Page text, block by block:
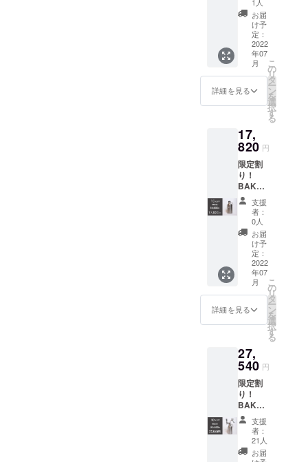
りま
す。 ※
デザイ
ン・仕
様は変
更にな
る可能
性もご
ださ
い。 ※
ご注文
状況、
使用部
材の供
給状
況、製
造工程
上の都
合等に
より出
荷時期
が遅れ
る場合
があり
ます。
12,400
円（消
費税・
送料込
み） ・
BAKUS
HU 1.9L
ｘ1
（一般
販売予
13,800
円の
10％OF
F） ※
サー
バー
タップ
は付属
しませ
ん、ご
希望の
場合は
別途ご
購入く
ださ
い。 ※
デザイ
る可能
性もご
ざいま
す。ご
了承く
ださ
い。 ※
ご注文
状況、
使用部
お届
け予
定：
2022
年07
月
詳細を見る
こ
の
リ
タ
ー
ン
を
選
択
す
る
17,
820 円
限定割
り！
BAKUS
HU 3.8L
10％OF
17,820
円（消
費税・
送料込
み） ・
BAKUS
HU 3.8L
ｘ1
（一般
販売予
19,800
円の
10％OF
F） ※
サー
バー
タップ
は付属
しませ
ん、ご
支援
者：
0人
お届
け予
定：
2022
年07
月
詳細を見る
こ
の
リ
タ
ー
ン
を
選
択
す
る
27,
540 円
限定割
り！
BAKUS
HU＋
1.9L
サー
バー
支援
者：
21人
お届